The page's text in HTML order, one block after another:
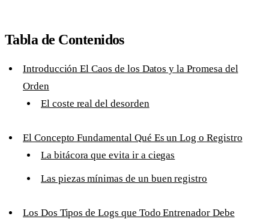
Tabla de Contenidos
Introducción El Caos de los Datos y la Promesa del
Orden
El coste real del desorden
El Concepto Fundamental Qué Es un Log o Registro
La bitácora que evita ir a ciegas
Las piezas mínimas de un buen registro
Los Dos Tipos de Logs que Todo Entrenador Debe